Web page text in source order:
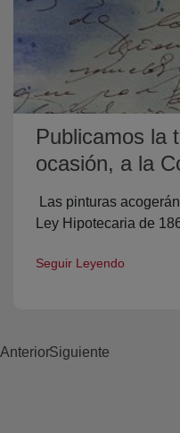
Publicamos la
ocasión, a la
Las pinturas
Ley Hipotecaria de
Seguir Leyendo
AnteriorSiguiente